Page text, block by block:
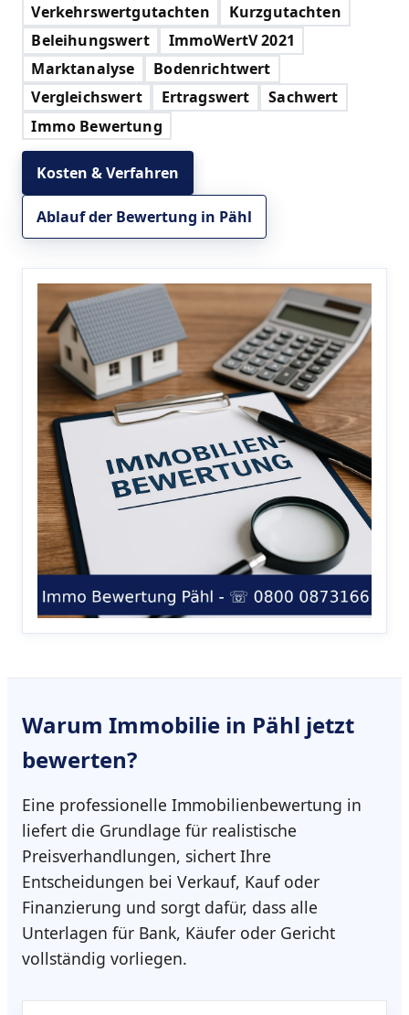
Verkehrswertgutachten
Kurzgutachten
Beleihungswert
ImmoWertV 2021
Marktanalyse
Bodenrichtwert
Vergleichswert
Ertragswert
Sachwert
Immo Bewertung
Kosten & Verfahren
Ablauf der Bewertung in Pähl
Warum Immobilie in Pähl jetzt
bewerten?
Eine professionelle Immobilienbewertung in
liefert die Grundlage für realistische
Preisverhandlungen, sichert Ihre
Entscheidungen bei Verkauf, Kauf oder
Finanzierung und sorgt dafür, dass alle
Unterlagen für Bank, Käufer oder Gericht
vollständig vorliegen.